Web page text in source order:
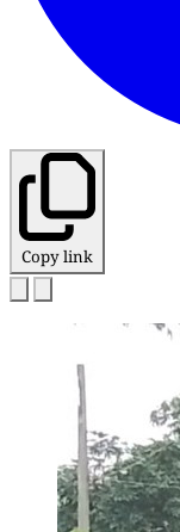
Copy link